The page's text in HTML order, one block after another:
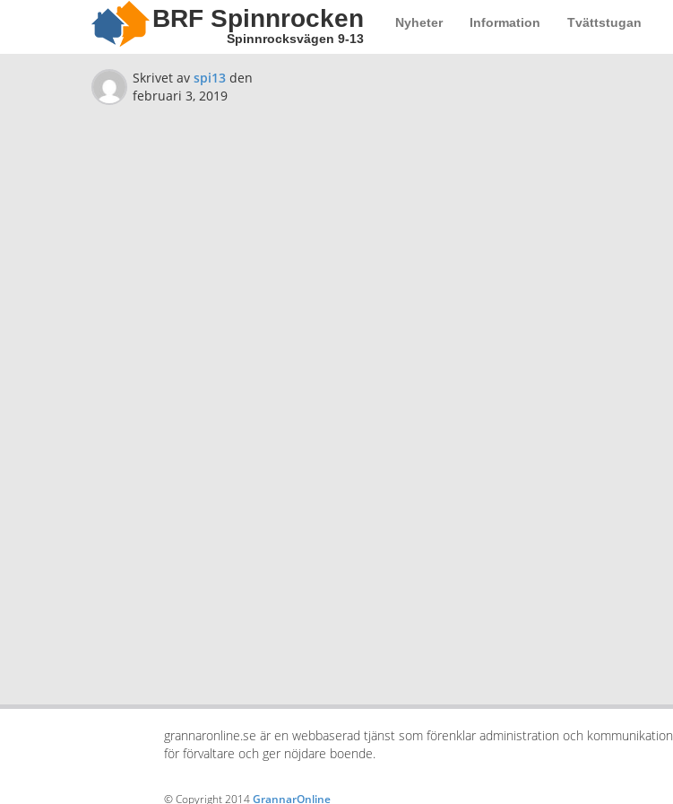
BRF Spinnrocken
Spinnrocksvägen 9-13
Nyheter Information Tvättstugan
Skrivet av spi13 den
februari 3, 2019
grannaronline.se är en webbaserad tjänst som förenklar administration och kommunikation
för förvaltare och ger nöjdare boende.
© Copyright 2014GrannarOnline